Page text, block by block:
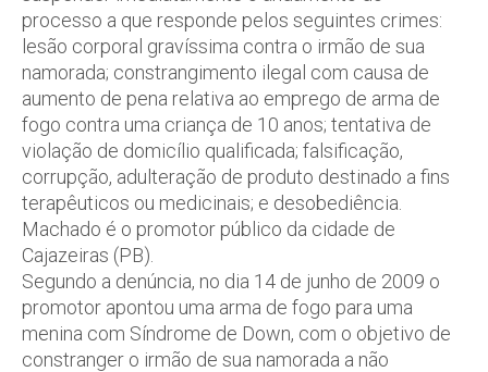
processo a que responde pelos seguintes crimes:
lesão corporal gravíssima contra o irmão de sua
namorada; constrangimento ilegal com causa de
aumento de pena relativa ao emprego de arma de
fogo contra uma criança de 10 anos; tentativa de
violação de domicílio qualificada; falsificação,
corrupção, adulteração de produto destinado a fins
terapêuticos ou medicinais; e desobediência.
Machado é o promotor público da cidade de
Cajazeiras (PB).
Segundo a denúncia, no dia 14 de junho de 2009 o
promotor apontou uma arma de fogo para uma
menina com Síndrome de Down, com o objetivo de
constranger o irmão de sua namorada a não